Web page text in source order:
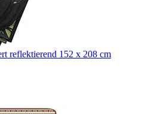
reflektierend 152 x 208 cm